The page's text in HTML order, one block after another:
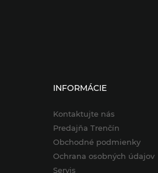
INFORMÁCIE
Kontaktujte nás
Predajňa Trenčín
Obchodné podmienky
Ochrana osobných údajov
Servis